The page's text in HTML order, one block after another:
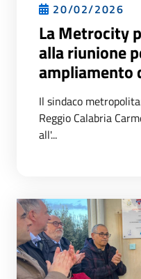
20/02/2026
La Metrocity
alla riunione
ampliamento
Il sindaco
Reggio Calabria
all'...